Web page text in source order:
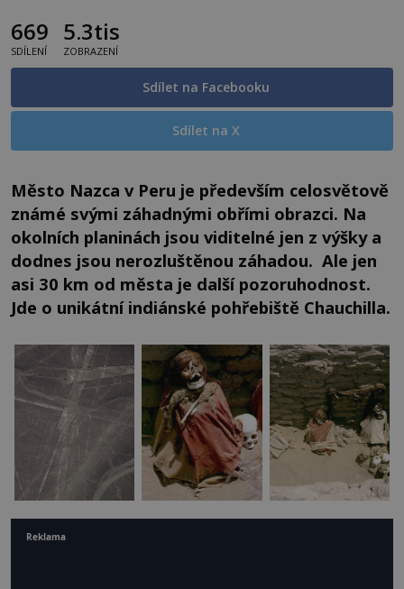
669
SDÍLENÍ
5.3tis
ZOBRAZENÍ
Sdílet na Facebooku
Sdílet na X
Město Nazca v Peru je především celosvětově
známé svými záhadnými obřími obrazci. Na
okolních planinách jsou viditelné jen z výšky a
dodnes jsou nerozluštěnou záhadou. Ale jen
asi 30 km od města je další pozoruhodnost.
Jde o unikátní indiánské pohřebiště Chauchilla.
Reklama